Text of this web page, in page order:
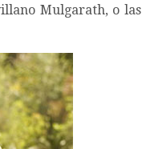
Mulgarath, o las